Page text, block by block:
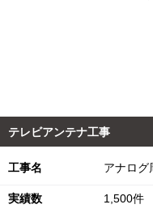
テレビアンテナ工事
工事名 アナログ
実績数 1,500件